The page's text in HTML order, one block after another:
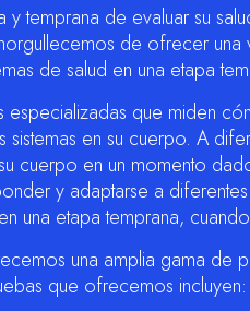
temprana de evaluar su
de ofrecer
de salud en una etapa
especializadas que miden
sistemas en su cuerpo. A
cuerpo en un momento
y adaptarse a diferentes
una etapa temprana,
una amplia gama de
que ofrecemos incluyen: